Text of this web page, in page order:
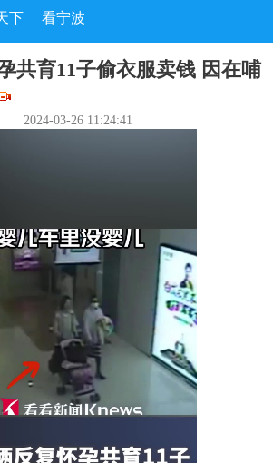
下 看宁波
共育11子偷衣服卖钱 因在哺
2024-03-26 11:24:41